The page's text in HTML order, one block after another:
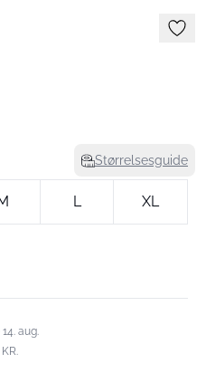
Størrelsesguide
L XL
aug.